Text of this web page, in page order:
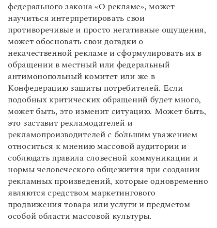
федерального закона «О рекламе», может
научиться интерпретировать свои
противоречивые и просто негативные ощущения,
может обосновать свои догадки о
некачественной рекламе и сформулировать их в
обращении в местный или федеральный
антимонопольный комитет или же в
Конфедерацию защиты потребителей. Если
подобных критических обращений будет много,
может быть, это изменит ситуацию. Может быть,
это заставит рекламодателей и
рекламопроизводителей с бо́льшим уважением
относиться к мнению массовой аудитории и
соблюдать правила словесной коммуникации и
нормы человеческого общежития при создании
рекламных произведений, которые одновременно
являются средством маркетингового
продвижения товара или услуги и предметом
особой области массовой культуры.